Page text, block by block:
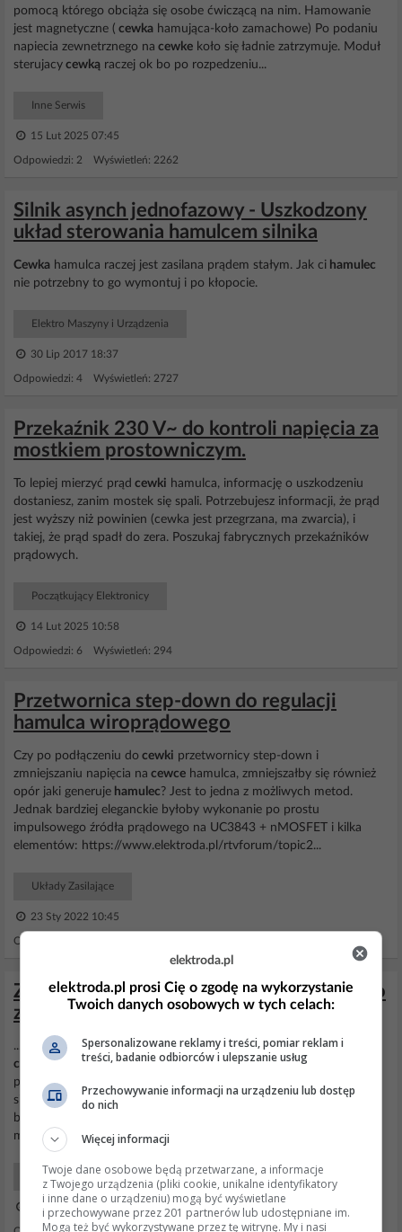
pomocą którego obciąża się osobe ćwiczącą na nim. Hamowanie
jest magnetyczne ( cewka hamująca-koło zamachowe) Po podaniu
napiecia zewnetrznego na cewke koło się ładnie zatrzymuje. Moduł
sterujacy cewką raczej ok bo po rozpedzeniu...
Inne Serwis
15 Lut 2025 07:45
Odpowiedzi: 2 Wyświetleń: 2262
Silnik asynch jednofazowy - Uszkodzony
układ sterowania hamulcem silnika
Cewka hamulca raczej jest zasilana prądem stałym. Jak ci hamulec
nie potrzebny to go wymontuj i po kłopocie.
Elektro Maszyny i Urządzenia
30 Lip 2017 18:37
Odpowiedzi: 4 Wyświetleń: 2727
Przekaźnik 230 V~ do kontroli napięcia za
mostkiem prostowniczym.
To lepiej mierzyć prąd cewki hamulca, informację o uszkodzeniu
dostaniesz, zanim mostek się spali. Potrzebujesz informacji, że prąd
jest wyższy niż powinien (cewka jest przegrzana, ma zwarcia), i
takiej, że prąd spadł do zera. Poszukaj fabrycznych przekaźników
prądowych.
Początkujący Elektronicy
14 Lut 2025 10:58
Odpowiedzi: 6 Wyświetleń: 294
Przetwornica step-down do regulacji
hamulca wiroprądowego
Czy po podłączeniu do cewki przetwornicy step-down i
zmniejszaniu napięcia na cewce hamulca, zmniejszałby się również
opór jaki generuje hamulec? Jest to jedna z możliwych metod.
Jednak bardziej eleganckie byłoby wykonanie po prostu
impulsowego źródła prądowego na UC3843 + nMOSFET i kilka
elementów: https://www.elektroda.pl/rtvforum/topic2...
Układy Zasilające
23 Sty 2022 10:45
Odpowiedzi: 3 Wyświetleń: 432
Zabezpieczenie silnika asynch 3-fazowego
z hamulcem elektromagnetycznym
... zastosowałbym przekaźnik zabezpieczający (z podtrzymaniem) z
cewka
wpiętą równolegle docewkihamulca, a styki NO tego
przekaźnika wpiąłbym w obwód
silnik. ... Problem w tym, że jak nie będzie zasilania na silnik to nie
będzie zasilania na
miałby podtrzymywać zasilania stycznika)......
Elektro Maszyny i Urządzenia
19 Lip 2017 22:29
elektroda.pl
elektroda.pl prosi Cię o zgodę na wykorzystanie
Twoich danych osobowych w tych celach:
Spersonalizowane reklamy i treści, pomiar reklam i
treści, badanie odbiorców i ulepszanie usług
Przechowywanie informacji na urządzeniu lub dostęp
do nich
Więcej informacji
Twoje dane osobowe będą przetwarzane, a informacje
z Twojego urządzenia (pliki cookie, unikalne identyfikatory
i inne dane o urządzeniu) mogą być wyświetlane
i przechowywane przez 201 partnerów lub udostępniane im.
Mogą też być wykorzystywane przez tę witrynę. My i nasi